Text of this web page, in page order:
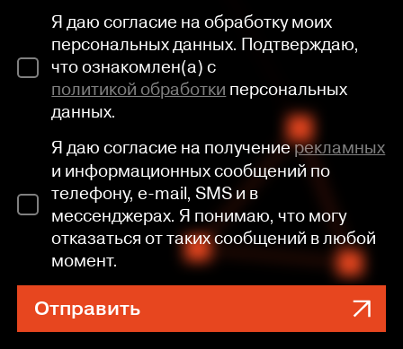
Я даю согласие на обработку моих
персональных данных. Подтверждаю,
что ознакомлен(а) с
политикой обработкиперсональных
данных.
Я даю согласие на получениерекламных
и информационных сообщений по
телефону, e-mail, SMS и в
мессенджерах. Я понимаю, что могу
отказаться от таких сообщений в любой
момент.
Отправить